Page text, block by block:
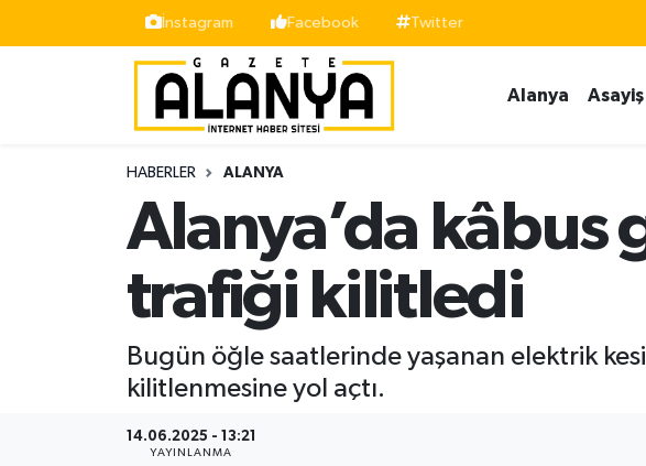
İnstagram Facebook Twitter
Alanya Asayiş
HABERLER ALANYA
Alanya’da kâbus
trafiği kilitledi
Bugün öğle saatlerinde yaşanan elektrik
kilitlenmesine yol açtı.
14.06.2025 - 13:21
YAYINLANMA
Siyaset
İstanbul Nöbetçi Eczaneler
İstanbul Hava Durumu
Süper Lig Puan Durumu ve Fikstür
Tüm Manşetler
Son Dakika Haberleri